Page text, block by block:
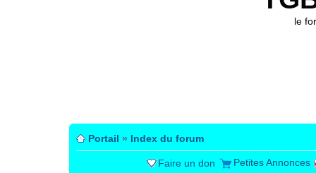
le
Portail » Index du forum
Faire un don Petites Annonces